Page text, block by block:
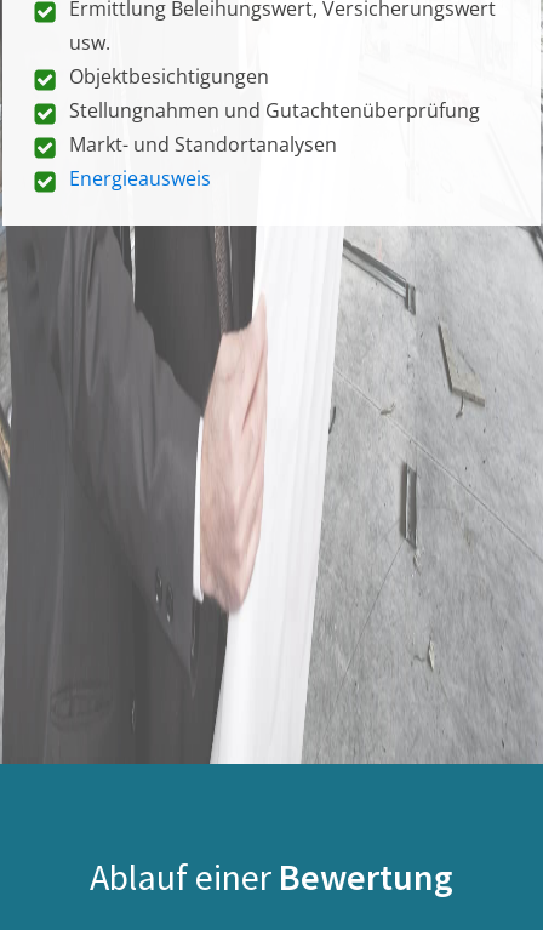
Ermittlung Beleihungswert, Versicherungswert
usw.
Objektbesichtigungen
Stellungnahmen und Gutachtenüberprüfung
Markt- und Standortanalysen
Energieausweis
Ablauf einer Bewertung